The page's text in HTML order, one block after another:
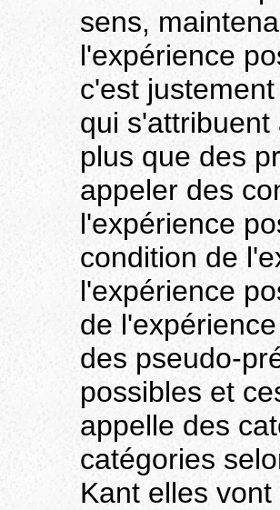
sens,
l'expérience
c'est
qui
plus que des
appeler des
l'expérience
condition de
l'expérience
de
des pseudo-
possibles et
appelle des
catégories
Kant elles